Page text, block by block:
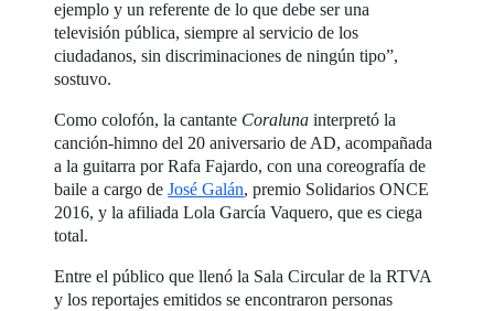
ejemplo y un referente de lo que debe ser una
televisión pública, siempre al servicio de los
ciudadanos, sin discriminaciones de ningún tipo”,
sostuvo.
Como colofón, la cantante Coraluna interpretó la
canción-himno del 20 aniversario de AD, acompañada
a la guitarra por Rafa Fajardo, con una coreografía de
baile a cargo deJosé Galán, premio Solidarios ONCE
2016, y la afiliada Lola García Vaquero, que es ciega
total.
Entre el público que llenó la Sala Circular de la RTVA
y los reportajes emitidos se encontraron personas